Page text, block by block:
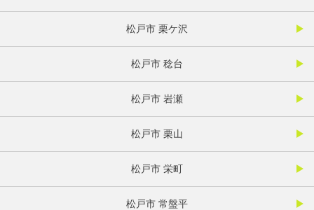
松戸市 栗ケ沢
松戸市 稔台
松戸市 岩瀬
松戸市 栗山
松戸市 栄町
松戸市 常盤平